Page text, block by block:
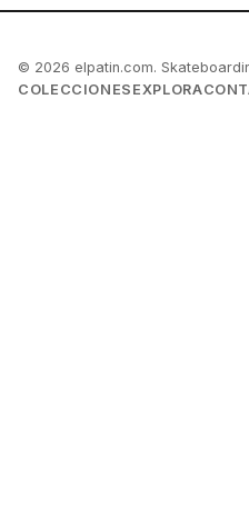
© 2026 elpatin.com.
COLECCIONES EXPLORA